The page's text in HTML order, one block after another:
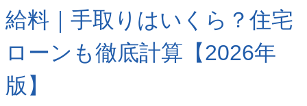
給料｜手取りはいくら？住宅
ローンも徹底計算【2026年
版】